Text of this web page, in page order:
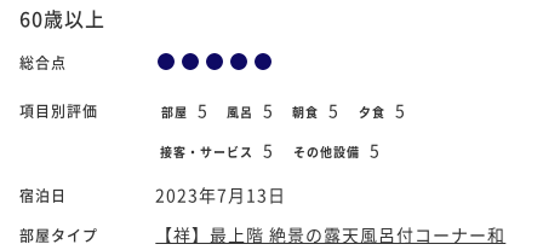
60歳以上
総合点
項目別評価 部屋 5 風呂 5 朝食 5 夕食 5
接客・サービス 5 その他設備 5
宿泊日 2023年7月13日
部屋タイプ
【祥】最上階 絶景の露天風呂付コーナー和